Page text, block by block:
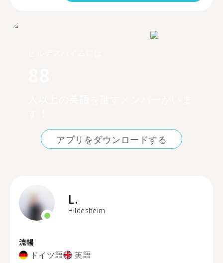
アプリをダウンロードする
L.
Hildesheim
流暢
ドイツ語 英語